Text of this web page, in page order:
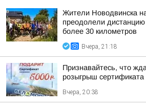
Жители Новодвинска
преодолели
более 30 километров
Вчера, 21:18
Признавайтесь, что
розыгрыш
Вчера, 20:38